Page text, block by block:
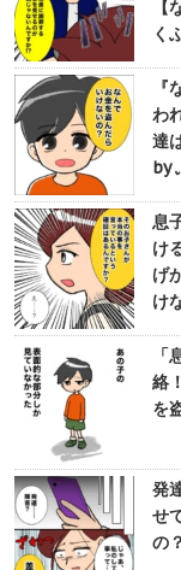
く
わ
達
by
息
け
げ
け
絡
を
発
せ
の